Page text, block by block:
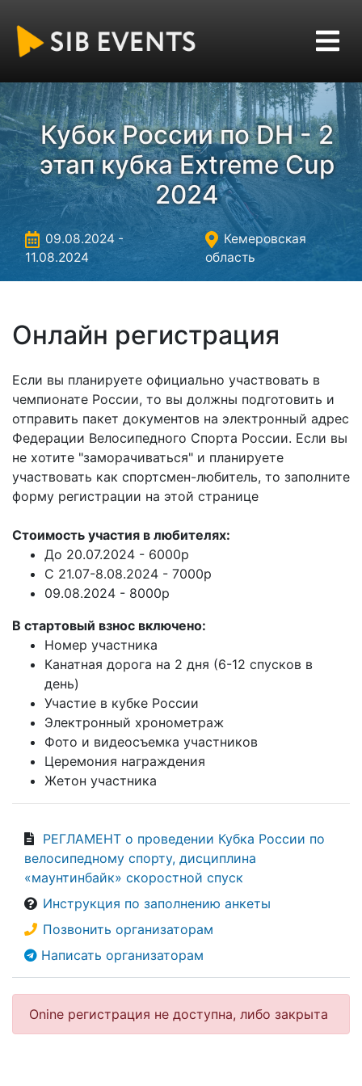
Кубок России по DH - 2
этап кубка Extreme Cup
2024
09.08.2024 -
11.08.2024
Кемеровская
область
Онлайн регистрация
Если вы планируете официально участвовать в
чемпионате России, то вы должны подготовить и
отправить пакет документов на электронный адрес
Федерации Велосипедного Спорта России. Если вы
не хотите "заморачиваться" и планируете
участвовать как спортсмен-любитель, то заполните
форму регистрации на этой странице
Стоимость участия в любителях:
До 20.07.2024 - 6000р
С 21.07-8.08.2024 - 7000р
09.08.2024 - 8000р
В стартовый взнос включено:
Номер участника
Канатная дорога на 2 дня (6-12 спусков в
день)
Участие в кубке России
Электронный хронометраж
Фото и видеосъемка участников
Церемония награждения
Жетон участника
РЕГЛАМЕНТ о проведении Кубка России по
велосипедному спорту, дисциплина
«маунтинбайк» скоростной спуск
Инструкция по заполнению анкеты
Позвонить организаторам
Написать организаторам
Onine регистрация не доступна, либо закрыта